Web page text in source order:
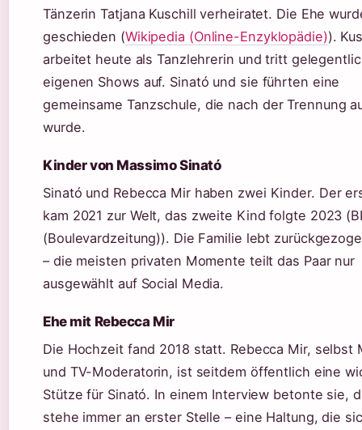
Tänzerin Tatjana Kuschill verheiratet. Die Ehe
geschieden (Wikipedia (Online-Enzyklopädie)).
arbeitet heute als Tanzlehrerin und tritt
eigenen Shows auf. Sinató und sie führten eine
gemeinsame Tanzschule, die nach der Trennung
wurde.
Kinder von Massimo Sinató
Sinató und Rebecca Mir haben zwei Kinder. Der
kam 2021 zur Welt, das zweite Kind folgte 2023
(Boulevardzeitung)). Die Familie lebt
– die meisten privaten Momente teilt das Paar nur
ausgewählt auf Social Media.
Ehe mit Rebecca Mir
Die Hochzeit fand 2018 statt. Rebecca Mir, selbst
und TV-Moderatorin, ist seitdem öffentlich eine
Stütze für Sinató. In einem Interview betonte sie,
stehe immer an erster Stelle – eine Haltung, die